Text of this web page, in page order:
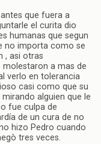
que fuera a
el curita dio
humanas que segun
no importa como se
, asi otras
a mas de
verlo en tolerancia
casi como que su
alguien que le
fue culpa de
de un cura de no
hizo Pedro cuando
tres veces.